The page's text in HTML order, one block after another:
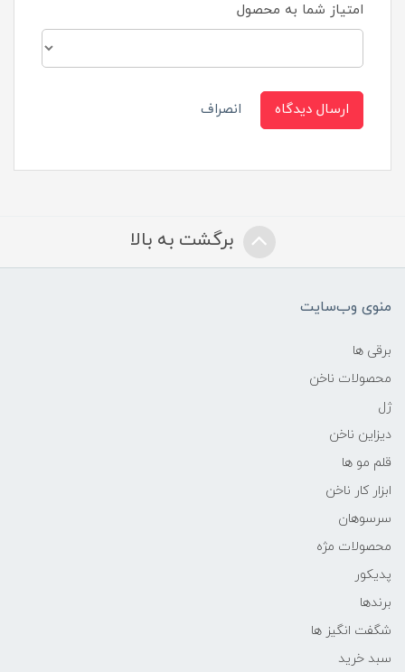
امتیاز شما به محصول
ارسال دیدگاه انصراف
برگشت به بالا
منوی وب‌سایت
برقی ها
محصولات ناخن
ژل
دیزاین ناخن
قلم مو ها
ابزار کار ناخن
سرسوهان
محصولات مژه
پدیکور
برندها
شگفت انگیز ها
سبد خرید